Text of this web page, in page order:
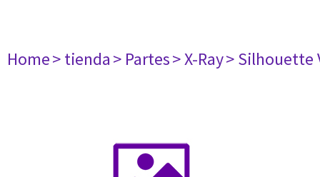
Home> tienda> Partes> X-Ray> Silhouette